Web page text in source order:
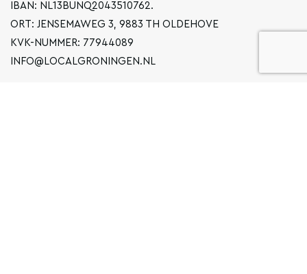
IBAN: NL13BUNQ2043510762.
ORT: JENSEMAWEG 3, 9883 TH OLDEHOVE
KVK-NUMMER: 77944089
INFO@LOCALGRONINGEN.NL